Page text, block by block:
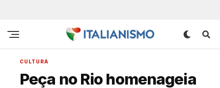
CULTURA
Peça no Rio homenageia